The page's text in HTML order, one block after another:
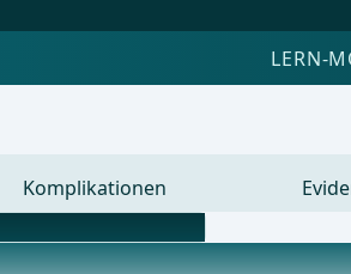
LERN-
Komplikationen